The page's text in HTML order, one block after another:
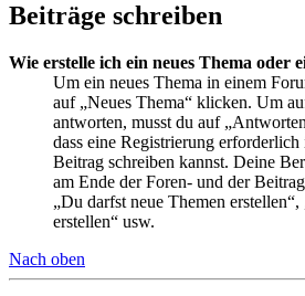
Beiträge schreiben
Wie erstelle ich ein neues Thema oder
Um ein neues Thema in einem
auf „Neues Thema“ klicken. Um
antworten, musst du auf
dass eine Registrierung
Beitrag schreiben kannst. Deine
am Ende der Foren- und der
„Du darfst neue Themen
erstellen“ usw.
Nach oben